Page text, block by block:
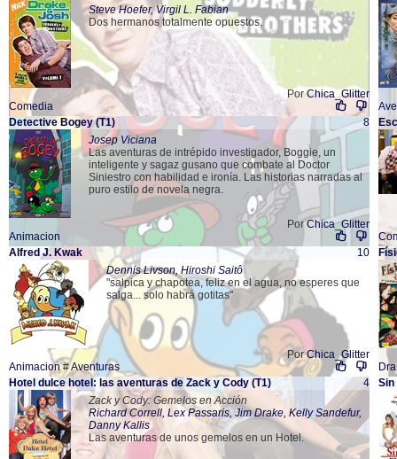
Steve Hoefer, Virgil L. Fabian
Dos hermanos totalmente opuestos.
PorChica_Glitter
Comedia
Detective Bogey(T1)
8
Josep Viciana
Las aventuras de intrépido investigador, Boggie, un
inteligente y sagaz gusano que combate al Doctor
Siniestro con habilidad e ironía. Las historias narradas al
puro estilo de novela negra.
PorChica_Glitter
Animacion
Alfred J. Kwak
10
Dennis Livson, Hiroshi Saitô
"salpica y chapotea, feliz en el agua, no esperes que
salga... solo habrá gotitas"
PorChica_Glitter
Animacion#Aventuras
Hotel dulce hotel: las aventuras de Zack y Cody (T1)
4
Zack y Cody: Gemelos en Acción
Richard Correll, Lex Passaris, Jim Drake, Kelly Sandefur,
Danny Kallis
Las aventuras de unos gemelos en un Hotel.
Sin